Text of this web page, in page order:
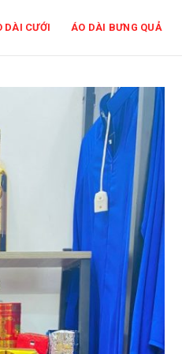
DÀI CƯỚI ÁO DÀI BƯNG QUẢ